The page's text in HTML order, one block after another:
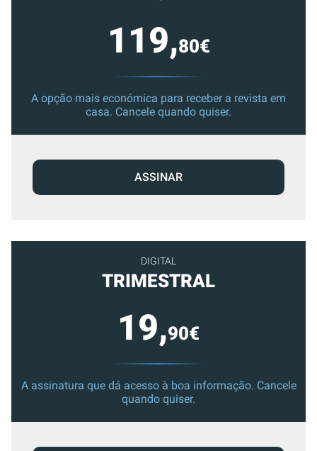
119,80€
A opção mais económica para receber a revista em
casa. Cancele quando quiser.
ASSINAR
DIGITAL
TRIMESTRAL
19,90€
A assinatura que dá acesso à boa informação. Cancele
quando quiser.